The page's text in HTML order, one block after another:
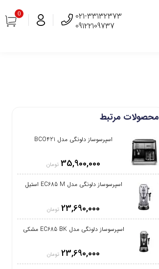
021-33132373
09122109737
0
محصولات مرتبط
اسپرسوساز دلونگی مدل BCO421
35,900,000 تومان
اسپرسوساز دلونگی مدل EC685 M استیل
23,690,000 تومان
اسپرسوساز دلونگی مدل EC685 BK مشکی
23,690,000 تومان